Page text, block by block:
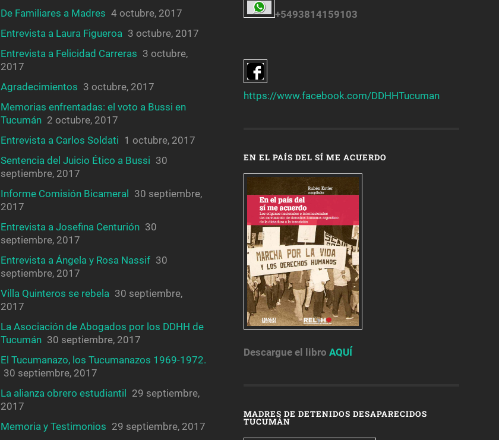
De Familiares a Madres 4 octubre, 2017
Entrevista a Laura Figueroa 3 octubre, 2017
Entrevista a Felicidad Carreras 3 octubre,
2017
Agradecimientos 3 octubre, 2017
Memorias enfrentadas: el voto a Bussi en
Tucumán 2 octubre, 2017
Entrevista a Carlos Soldati 1 octubre, 2017
Sentencia del Juicio Ético a Bussi 30
septiembre, 2017
Informe Comisión Bicameral
30 septiembre,
2017
Entrevista a Josefina Centurión 30
septiembre, 2017
Entrevista a Ángela y Rosa Nassif 30
septiembre, 2017
Villa Quinteros se rebela 30 septiembre,
2017
La Asociación de Abogados por los DDHH de
Tucumán 30 septiembre, 2017
El Tucumanazo, los Tucumanazos 1969-1972.
30 septiembre, 2017
La alianza obrero estudiantil
29 septiembre,
2017
Memoria y Testimonios 29 septiembre, 2017
+5493814159103
https://www.facebook.com/DDHHTucuman
EN EL PAÍS DEL SÍ ME ACUERDO
Descargue el libro AQUÍ
MADRES DE DETENIDOS DESAPARECIDOS
TUCUMÁN